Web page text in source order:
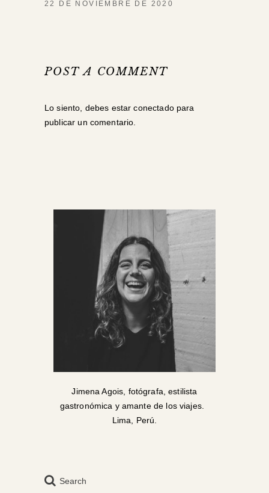
22 DE NOVIEMBRE DE 2020
POST A COMMENT
Lo siento, debes estarconectadopara
publicar un comentario.
Jimena Agois, fotógrafa, estilista
gastronómica y amante de los viajes.
Lima, Perú.
Search